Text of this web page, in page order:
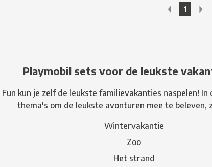
1
Playmobil sets voor de leukste
kun je zelf de leukste familievakanties naspelen!
thema's om de leukste avonturen mee te beleven,
Wintervakantie
Zoo
Het strand